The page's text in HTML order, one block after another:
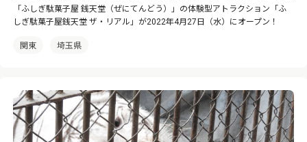
「ふしぎ駄菓子屋 銭天堂（ぜにてんどう）」の体験型アトラクション「ふ
しぎ駄菓子屋銭天堂 ザ・リアル」が2022年4月27日（水）にオープン！
関東 埼玉県